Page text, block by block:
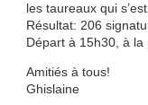
les taureaux qui
Résultat: 206
Départ à 15h30, à la
Amitiés à tous!
Ghislaine